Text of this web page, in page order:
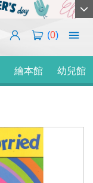
(0)
繪本館 幼兒館